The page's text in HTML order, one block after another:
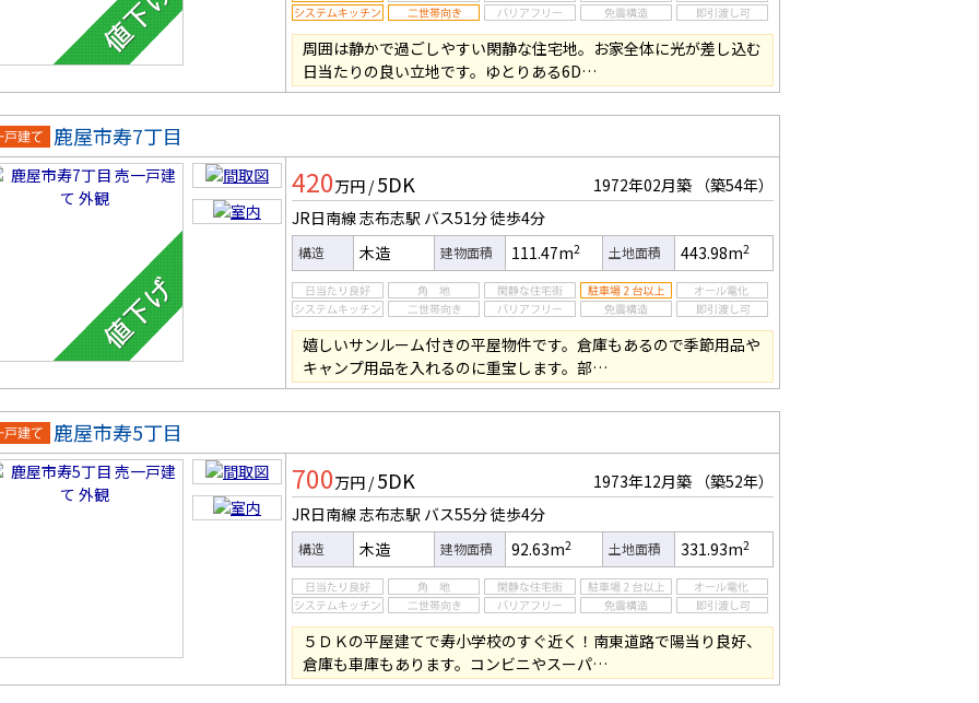
周囲は静かで過ごしやすい閑静な住宅地。お家全体に光が差し込む
日当たりの良い立地です。ゆとりある6D…
戸建
鹿屋市寿7丁目
420万円 / 5DK 1972年02月築
（築54年）
JR日南線 志布志駅 バス51分徒歩4分
構造 木造 建物面積 111.47m2 土地面積 443.98m2
嬉しいサンルーム付きの平屋物件です。倉庫もあるので季節用品や
キャンプ用品を入れるのに重宝します。部…
戸建
鹿屋市寿5丁目
700万円 / 5DK 1973年12月築
（築52年）
JR日南線 志布志駅 バス55分徒歩4分
構造 木造 建物面積 92.63m2 土地面積 331.93m2
５ＤＫの平屋建てで寿小学校のすぐ近く！南東道路で陽当り良好、
倉庫も車庫もあります。コンビニやスーパ…